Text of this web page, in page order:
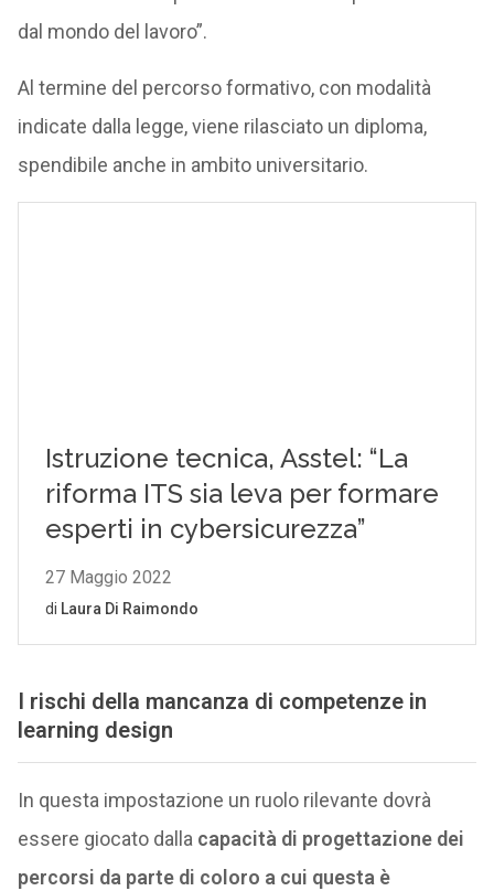
dal mondo del lavoro”.
Al termine del percorso formativo, con modalità
indicate dalla legge, viene rilasciato un diploma,
spendibile anche in ambito universitario.
I rischi della mancanza di competenze in
learning design
In questa impostazione un ruolo rilevante dovrà
essere giocato dalla capacità di progettazione dei
percorsi da parte di coloro a cui questa è